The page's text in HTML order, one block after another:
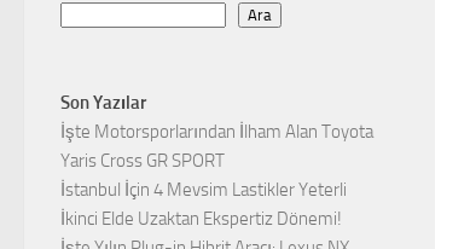
Ara
Son Yazılar
İşte Motorsporlarından İlham Alan Toyota
Yaris Cross GR SPORT
İstanbul İçin 4 Mevsim Lastikler Yeterli
İkinci Elde Uzaktan Ekspertiz Dönemi!